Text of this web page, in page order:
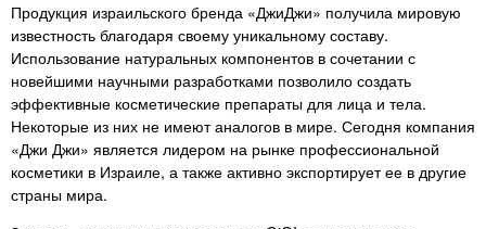
Продукция израильского бренда «ДжиДжи» получила мировую
известность благодаря своему уникальному составу.
Использование натуральных компонентов в сочетании с
новейшими научными разработками позволило создать
эффективные косметические препараты для лица и тела.
Некоторые из них не имеют аналогов в мире. Сегодня компания
«Джи Джи» является лидером на рынке профессиональной
косметики в Израиле, а также активно экспортирует ее в другие
страны мира.